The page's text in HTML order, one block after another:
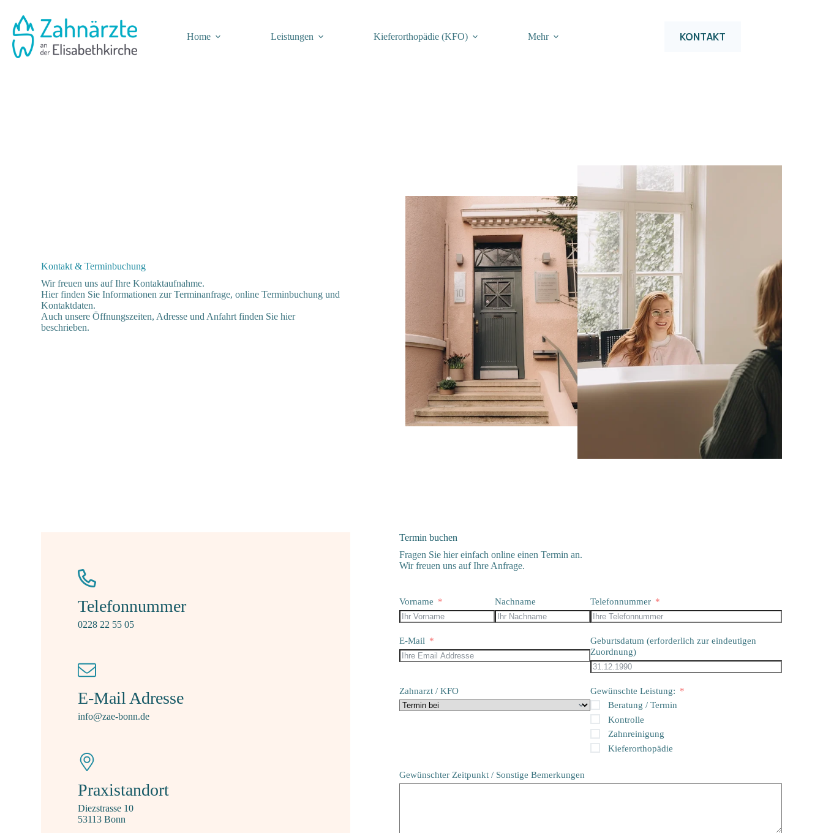
Inhalt
springen
Home
Leistungen Kiefer­orthopädie (KFO) Mehr KONTAKT
Kontakt & Terminbuchung
Wir freuen uns auf Ihre Kontaktaufnahme.
Hier finden Sie Informationen zur Terminanfrage, online Terminbuchung und
Kontaktdaten.
Auch unsere Öffnungszeiten, Adresse und Anfahrt finden Sie hier
beschrieben.
Telefonnummer
0228 22 55 05
E-Mail Adresse
info@zae-bonn.de
Praxistandort
Diezstrasse 10
53113 Bonn
Termin buchen
Fragen Sie hier einfach online einen Termin an.
Wir freuen uns auf Ihre Anfrage.
Vorname Nachname Telefonnummer
E-Mail
Geburtsdatum (erforderlich zur eindeutigen
Zuordnung)
Zahnarzt / KFO
Gewünschte Leistung:
Beratung / Termin
Kontrolle
Zahnreinigung
Kieferorthopädie
Gewünschter Zeitpunkt / Sonstige Bemerkungen